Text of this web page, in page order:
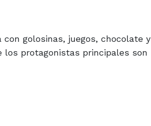
golosinas, juegos, chocolate y
los protagonistas principales son